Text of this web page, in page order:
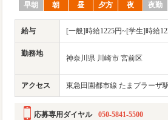
早朝 朝 昼 夕方 夜 夜勤
給与 [一般]時給1225円~[学生]時給
勤務地
神奈川県 川崎市 宮前区
アクセス 東急田園都市線 たまプラーザ
応募専用ダイヤル 050-5841-5500